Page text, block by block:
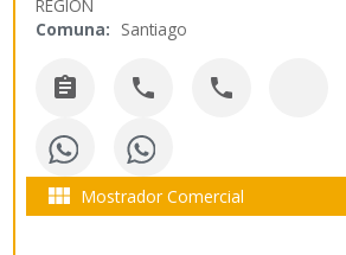
REGIÓN
Comuna: Santiago
  
 Mostrador Comercial